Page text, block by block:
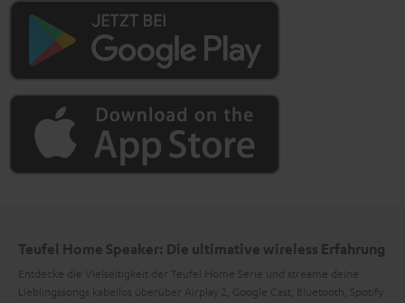
Teufel Home Speaker: Die ultimative wireless Erfahrung
Entdecke die Vielseitigkeit der Teufel Home Serie und streame deine
Lieblingssongs kabellos überüber Airplay 2, Google Cast, Bluetooth, Spotify